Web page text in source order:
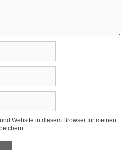
Website in diesem Browser für meinen